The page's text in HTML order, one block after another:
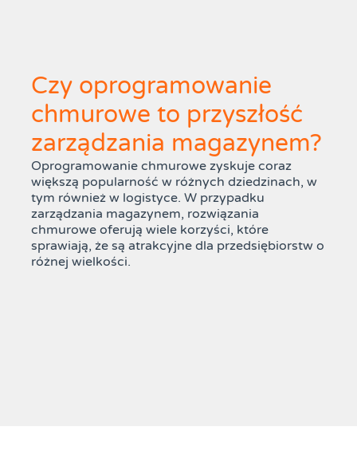
Czy oprogramowanie
chmurowe to przyszłość
zarządzania magazynem?
Oprogramowanie chmurowe zyskuje coraz
większą popularność w różnych dziedzinach, w
tym również w logistyce. W przypadku
zarządzania magazynem, rozwiązania
chmurowe oferują wiele korzyści, które
sprawiają, że są atrakcyjne dla przedsiębiorstw o
różnej wielkości.